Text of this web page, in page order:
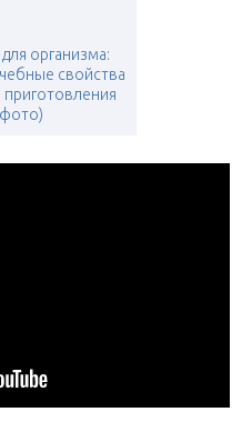
организма:
свойства